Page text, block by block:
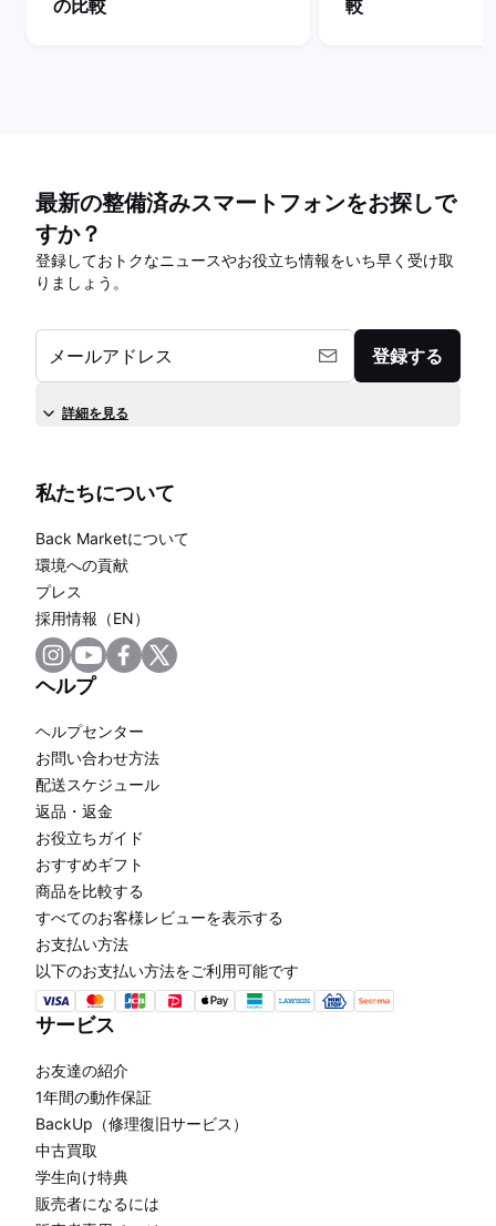
の比較
較
最新の整備済みスマートフォンをお探しで
すか？
登録しておトクなニュースやお役立ち情報をいち早く受け取
りましょう。
メールアドレス 登録する
詳細を見る
私たちについて
Back Marketについて
環境への貢献
プレス
採用情報（EN）
ヘルプ
ヘルプセンター
お問い合わせ方法
配送スケジュール
返品・返金
お役立ちガイド
おすすめギフト
商品を比較する
すべてのお客様レビューを表示する
お支払い方法
以下のお支払い方法をご利用可能です
サービス
お友達の紹介
1年間の動作保証
BackUp（修理復旧サービス）
中古買取
学生向け特典
販売者になるには